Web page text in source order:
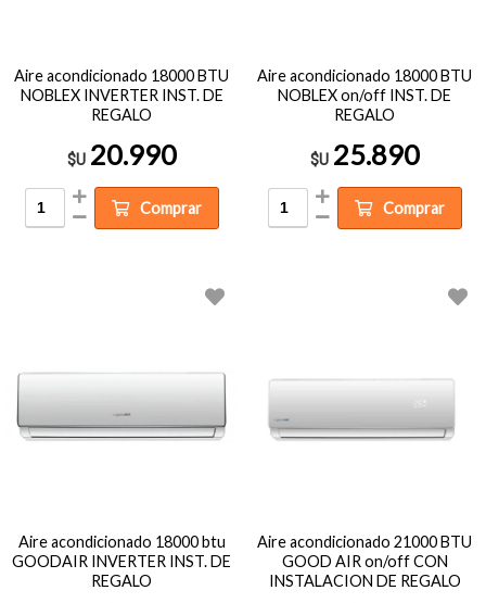
Aire acondicionado 18000 BTU
NOBLEX INVERTER INST. DE
REGALO
$U 20.990
Comprar
Aire acondicionado 18000 BTU
NOBLEX on/off INST. DE
REGALO
$U 25.890
Comprar
Aire acondicionado 18000 btu
GOODAIR INVERTER INST. DE
REGALO
Aire acondicionado 21000 BTU
GOOD AIR on/off CON
INSTALACION DE REGALO